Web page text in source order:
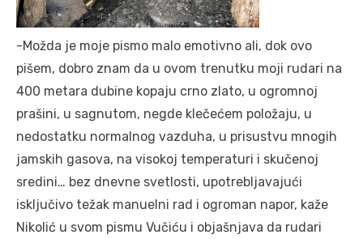
-Možda je moje pismo malo emotivno ali, dok ovo
pišem, dobro znam da u ovom trenutku moji rudari na
400 metara dubine kopaju crno zlato, u ogromnoj
prašini, u sagnutom, negde klečećem položaju, u
nedostatku normalnog vazduha, u prisustvu mnogih
jamskih gasova, na visokoj temperaturi i skučenoj
sredini… bez dnevne svetlosti, upotrebljavajući
isključivo težak manuelni rad i ogroman napor, kaže
Nikolić u svom pismu Vučiću i objašnjava da rudari